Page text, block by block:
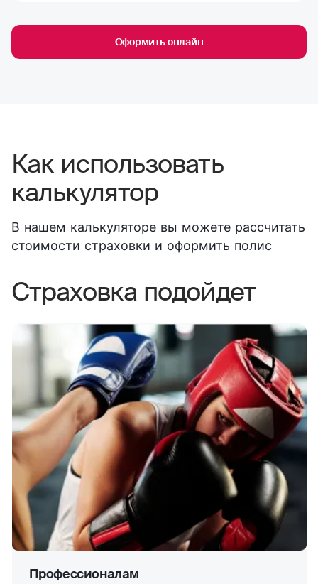
Оформить онлайн
Как использовать
калькулятор
В нашем калькуляторе вы можете рассчитать
стоимости страховки и оформить полис
Страховка подойдет
Профессионалам